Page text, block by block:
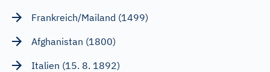
Frankreich/Mailand (1499)
Afghanistan (1800)
Italien (15. 8. 1892)